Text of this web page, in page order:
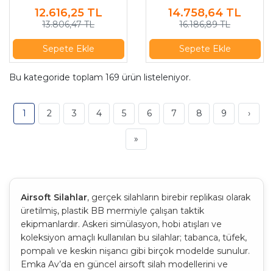
12.616,25 TL
13.806,47 TL
Sepete Ekle
14.758,64 TL
16.186,89 TL
Sepete Ekle
Bu kategoride toplam 169 ürün listeleniyor.
1 2 3 4 5 6 7 8 9 ›
»
Airsoft Silahlar, gerçek silahların birebir replikası olarak
üretilmiş, plastik BB mermiyle çalışan taktik
ekipmanlardır. Askeri simülasyon, hobi atışları ve
koleksiyon amaçlı kullanılan bu silahlar; tabanca, tüfek,
pompalı ve keskin nişancı gibi birçok modelde sunulur.
Emka Av’da en güncel airsoft silah modellerini ve